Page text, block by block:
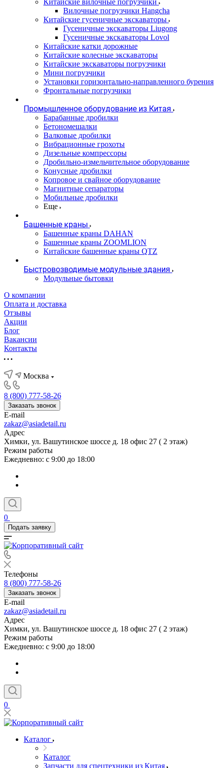
Китайские вилочные погрузчики
Вилочные погрузчики Hangcha
Китайские гусеничные экскаваторы
Гусеничные экскаваторы Liugong
Гусеничные экскаваторы Lovol
Китайские катки дорожные
Китайские колесные экскаваторы
Китайские экскаваторы погрузчики
Мини погрузчики
Установки горизонтально-направленного бурения
Фронтальные погрузчики
Промышленное оборудование из Китая
Барабанные дробилки
Бетономешалки
Валковые дробилки
Вибрационные грохоты
Дизельные компрессоры
Дробильно-измельчительное оборудование
Конусные дробилки
Копровое и свайное оборудование
Магнитные сепараторы
Мобильные дробилки
Еще
Башенные краны
Башенные краны DAHAN
Башенные краны ZOOMLION
Китайские башенные краны QTZ
Быстровозводимые модульные здания
Модульные бытовки
О компании
Оплата и доставка
Отзывы
Акции
Блог
Вакансии
Контакты
Москва
8 (800) 777-58-26
Заказать звонок
E-mail
zakaz@asiadetail.ru
Адрес
Химки, ул. Вашутинское шоссе д. 18 офис 27 ( 2 этаж)
Режим работы
Ежедневно: с 9:00 до 18:00
0
Подать заявку
Телефоны
8 (800) 777-58-26
Заказать звонок
E-mail
zakaz@asiadetail.ru
Адрес
Химки, ул. Вашутинское шоссе д. 18 офис 27 ( 2 этаж)
Режим работы
Ежедневно: с 9:00 до 18:00
0
Каталог
Каталог
Запчасти для спецтехники из Китая